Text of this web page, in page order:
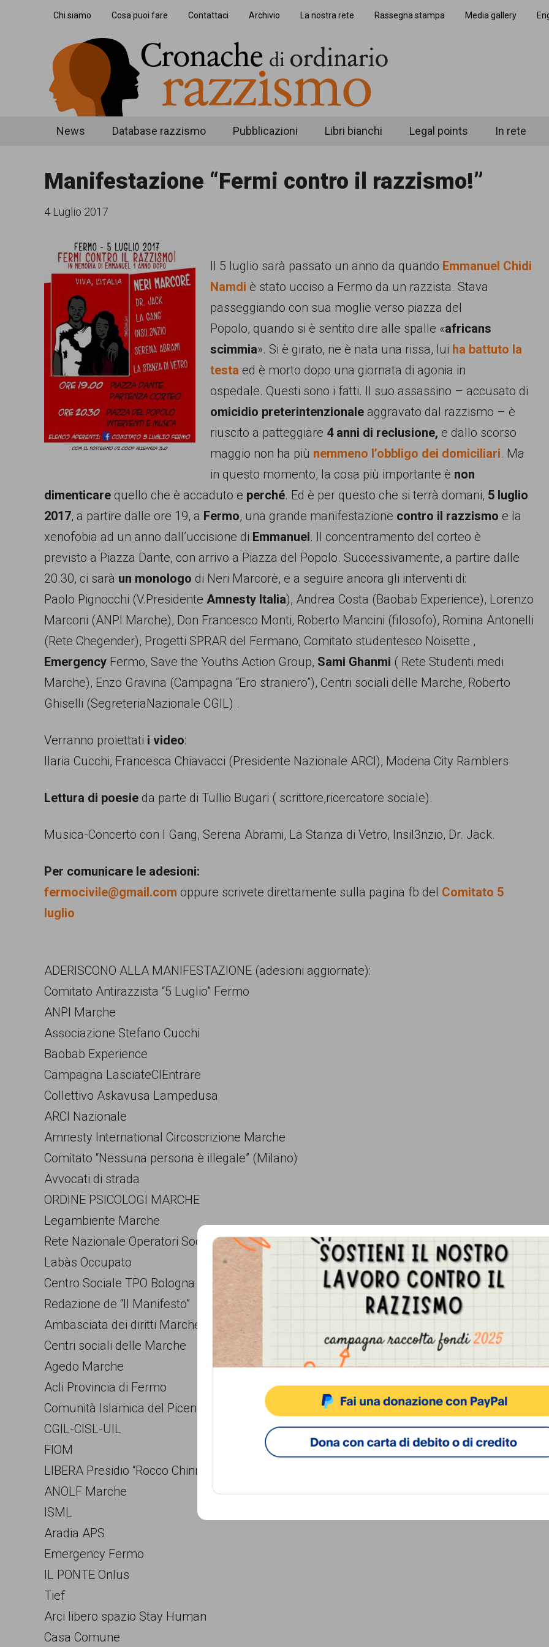
Questo sito fa uso di cookie, anche di terze parti, ma non utilizza alcun cookie di
ACCETTA NEGA VISUALIZZA LE
secondary
Chi siamo Cosa puoi fare Contattaci Archivio La nostra rete Rassegna stampa Media gallery
Cronache
ordinario
razzismo
Cronachediordinariorazzismo.org
sito
di
approfondimento
comunicazione
specificamente
dedicato
al
fenomeno
razzismo
curato
in
collaborazione
con
persone,
associazioni
e
movimenti
che
si
battono
per
e
garanzia
diritti
di
cittadinanza
News Database razzismo Pubblicazioni Libri bianchi Legal points In rete
Manifestazione “Fermi contro il razzismo!”
4 Luglio 2017
Il 5 luglio sarà passato un anno da quando Emmanuel Chidi
Namdi è stato ucciso a Fermo da un razzista. Stava
passeggiando con sua moglie verso piazza del
Popolo, quando si è sentito dire alle spalle «africans
scimmia». Si è girato, ne è nata una rissa, lui ha battuto la
testa ed è morto dopo una giornata di agonia in
ospedale. Questi sono i fatti. Il suo assassino – accusato di
omicidio preterintenzionale aggravato dal razzismo – è
riuscito a patteggiare 4 anni di reclusione, e dallo scorso
maggio non ha più nemmeno l’obbligo dei domiciliari. Ma
in questo momento, la cosa più importante è non
dimenticare quello che è accaduto e perché. Ed è per questo che si terrà domani, 5 luglio
2017, a partire dalle ore 19, a Fermo, una grande manifestazione contro il razzismo e la
xenofobia ad un anno dall’uccisione di Emmanuel. Il concentramento del corteo è
previsto a Piazza Dante, con arrivo a Piazza del Popolo. Successivamente, a partire dalle
20.30, ci sarà un monologo di Neri Marcorè, e a seguire ancora gli interventi di:
Paolo Pignocchi (V.Presidente Amnesty Italia), Andrea Costa (Baobab Experience), Lorenzo
Marconi (ANPI Marche), Don Francesco Monti, Roberto Mancini (filosofo), Romina Antonelli
(Rete Chegender), Progetti SPRAR del Fermano, Comitato studentesco Noisette ,
Emergency Fermo, Save the Youths Action Group, Sami Ghanmi ( Rete Studenti medi
Marche), Enzo Gravina (Campagna “Ero straniero”), Centri sociali delle Marche, Roberto
Ghiselli (SegreteriaNazionale CGIL) .
Verranno proiettati i video:
Ilaria Cucchi, Francesca Chiavacci (Presidente Nazionale ARCI), Modena City Ramblers
Lettura di poesie da parte di Tullio Bugari ( scrittore,ricercatore sociale).
Musica-Concerto con I Gang, Serena Abrami, La Stanza di Vetro, Insil3nzio, Dr. Jack.
Per comunicare le adesioni:
fermocivile@gmail.com oppure scrivete direttamente sulla pagina fb del Comitato 5
luglio
ADERISCONO ALLA MANIFESTAZIONE (adesioni aggiornate):
Comitato Antirazzista “5 Luglio” Fermo
ANPI Marche
Associazione Stefano Cucchi
Baobab Experience
Campagna LasciateCIEntrare
Collettivo Askavusa Lampedusa
ARCI Nazionale
Amnesty International Circoscrizione Marche
Comitato “Nessuna persona è illegale” (Milano)
Avvocati di strada
ORDINE PSICOLOGI MARCHE
Legambiente Marche
Rete Nazionale Operatori Sociali
Labàs Occupato
Centro Sociale TPO Bologna
Redazione de “Il Manifesto”
Ambasciata dei diritti Marche
Centri sociali delle Marche
Agedo Marche
Acli Provincia di Fermo
Comunità Islamica del Piceno
CGIL-CISL-UIL
FIOM
LIBERA Presidio “Rocco Chinnici” Ancona
ANOLF Marche
ISML
Aradia APS
Emergency Fermo
IL PONTE Onlus
Tief
Arci libero spazio Stay Human
Casa Comune